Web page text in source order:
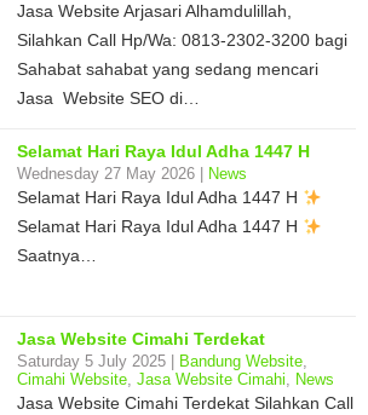
Jasa Website Arjasari Alhamdulillah,
Silahkan Call Hp/Wa: 0813-2302-3200 bagi
Sahabat sahabat yang sedang mencari
Jasa Website SEO di…
Selamat Hari Raya Idul Adha 1447 H
Wednesday 27 May 2026 | News
Selamat Hari Raya Idul Adha 1447 H
Selamat Hari Raya Idul Adha 1447 H
Saatnya…
Jasa Website Cimahi Terdekat
Saturday 5 July 2025 | Bandung Website,
Cimahi Website, Jasa Website Cimahi, News
Jasa Website Cimahi Terdekat Silahkan Call